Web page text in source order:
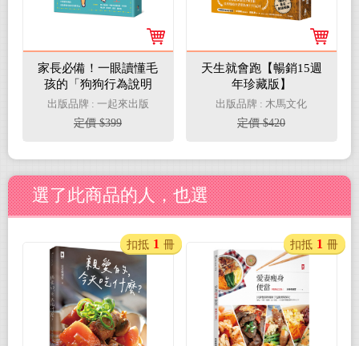
家長必備！一眼讀懂毛
孩的「狗狗行為說明
書」：深入汪星人宇
宙，從姿勢判讀、情緒
解析到怪癖日常的讀心
出版品牌 : 一起來出版
定價 $399
天生就會跑【暢銷15週
年珍藏版】
出版品牌 : 木馬文化
定價 $420
選了此商品的人，也選
扣抵 1 冊 扣抵 1 冊